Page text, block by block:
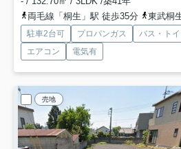
両毛線「桐生」駅 徒歩35分
東武桐
駐車2台可 プロパンガス バス・トイ
エアコン
電気有
売地